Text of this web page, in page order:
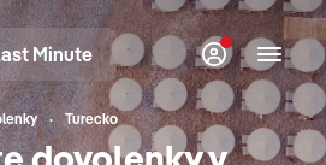
Minute
Turecko